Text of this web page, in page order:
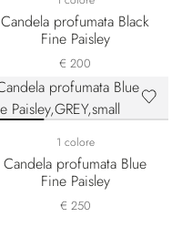
Candela profumata Black
Fine Paisley
€ 200
1 colore
Candela profumata Blue
Fine Paisley
€ 250